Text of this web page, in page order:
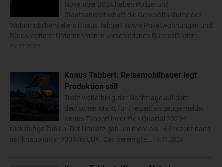
November 2024 haben Polizei und
Staatsanwaltschaft die Geschäftsräume des
Wohnmobilherstellers Knaus Tabbert sowie Privatwohnungen und
Büros weiterer Unternehmen in verschiedenen Bundesländern…
Knaus Tabbert: Reisemobilbauer legt
Produktion still
Trotz weiterhin guter Nachfrage auf dem
deutschen Markt für Freizeitfahrzeuge meldet
Knaus Tabbert im dritten Quartal 20204
rückläufige Zahlen. Der Umsatz gab um mehr als 16 Prozent nach
auf knapp unter 900 Mio EUR. Das bereinigte…